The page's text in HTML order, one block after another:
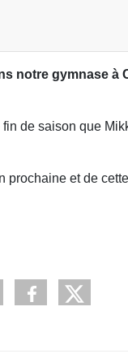
notre gymnase à
de saison que
prochaine et de